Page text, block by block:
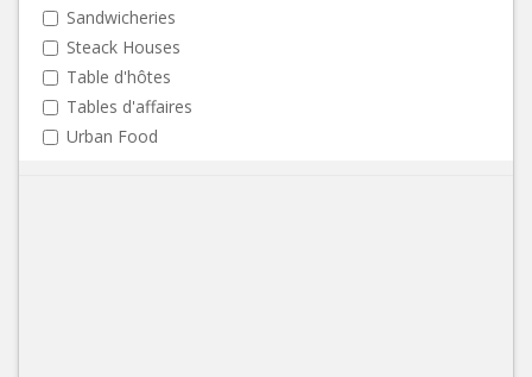
Sandwicheries
Steack Houses
Table d'hôtes
Tables d'affaires
Urban Food